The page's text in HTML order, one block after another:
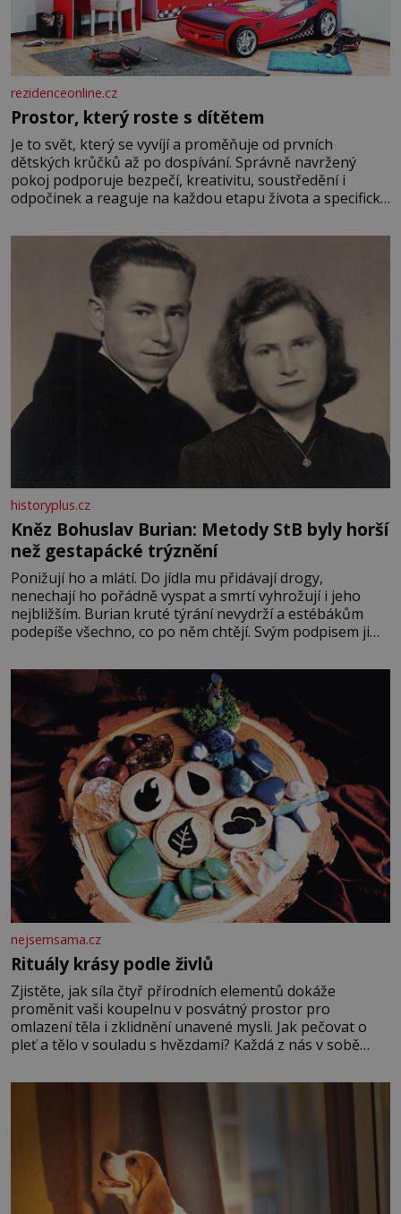
rezidenceonline.cz
Prostor, který roste s dítětem
Je to svět, který se vyvíjí a proměňuje od prvních
dětských krůčků až po dospívání. Správně navržený
pokoj podporuje bezpečí, kreativitu, soustředění i
odpočinek a reaguje na každou etapu života a specifické
měkkost a bezpečí, proto by pokoj miminka měl působit
především klidně a útulně. Předškolní věk je
historyplus.cz
Kněz Bohuslav Burian: Metody StB byly horší
než gestapácké trýznění
Ponižují ho a mlátí. Do jídla mu přidávají drogy,
nenechají ho pořádně vyspat a smrtí vyhrožují i jeho
nejbližším. Burian kruté týrání nevydrží a estébákům
podepíše všechno, co po něm chtějí. Svým podpisem jim
fyzický ani psychický nátlak. Syn brněnského řezníka
chce být knězem a
nejsemsama.cz
Rituály krásy podle živlů
Zjistěte, jak síla čtyř přírodních elementů dokáže
proměnit vaši koupelnu v posvátný prostor pro
omlazení těla i zklidnění unavené mysli. Jak pečovat o
pleť a tělo v souladu s hvězdami? Každá z nás v sobě
povaze, ale i v potřebách naší pokožky. Ohnivá znamení
Ženy narozené ve znamení Berana, Lva a Střelce v sobě
nesou žár, odvahu a neutuchající elán. Vaše